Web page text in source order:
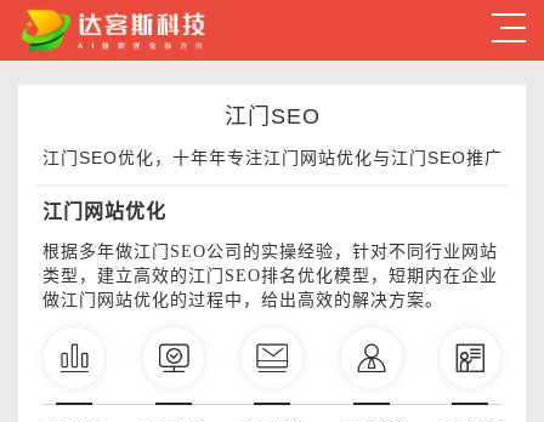
江门SEO
江门SEO优化，十年年专注江门网站优化与江门SEO推广
江门网站优化
根据多年做江门SEO公司的实操经验，针对不同行业网站
类型，建立高效的江门SEO排名优化模型，短期内在企业
做江门网站优化的过程中，给出高效的解决方案。